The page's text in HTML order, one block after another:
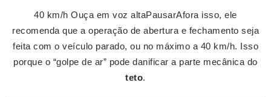
40 km/h Ouça em voz altaPausarAfora isso, ele
recomenda que a operação de abertura e fechamento seja
feita com o veículo parado, ou no máximo a 40 km/h. Isso
porque o “golpe de ar” pode danificar a parte mecânica do
teto.